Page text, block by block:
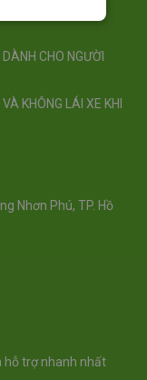
CHO NGƯỜI
KHÔNG LÁI XE KHI
Nhơn Phú, TP. Hồ
hỗ trợ nhanh nhất